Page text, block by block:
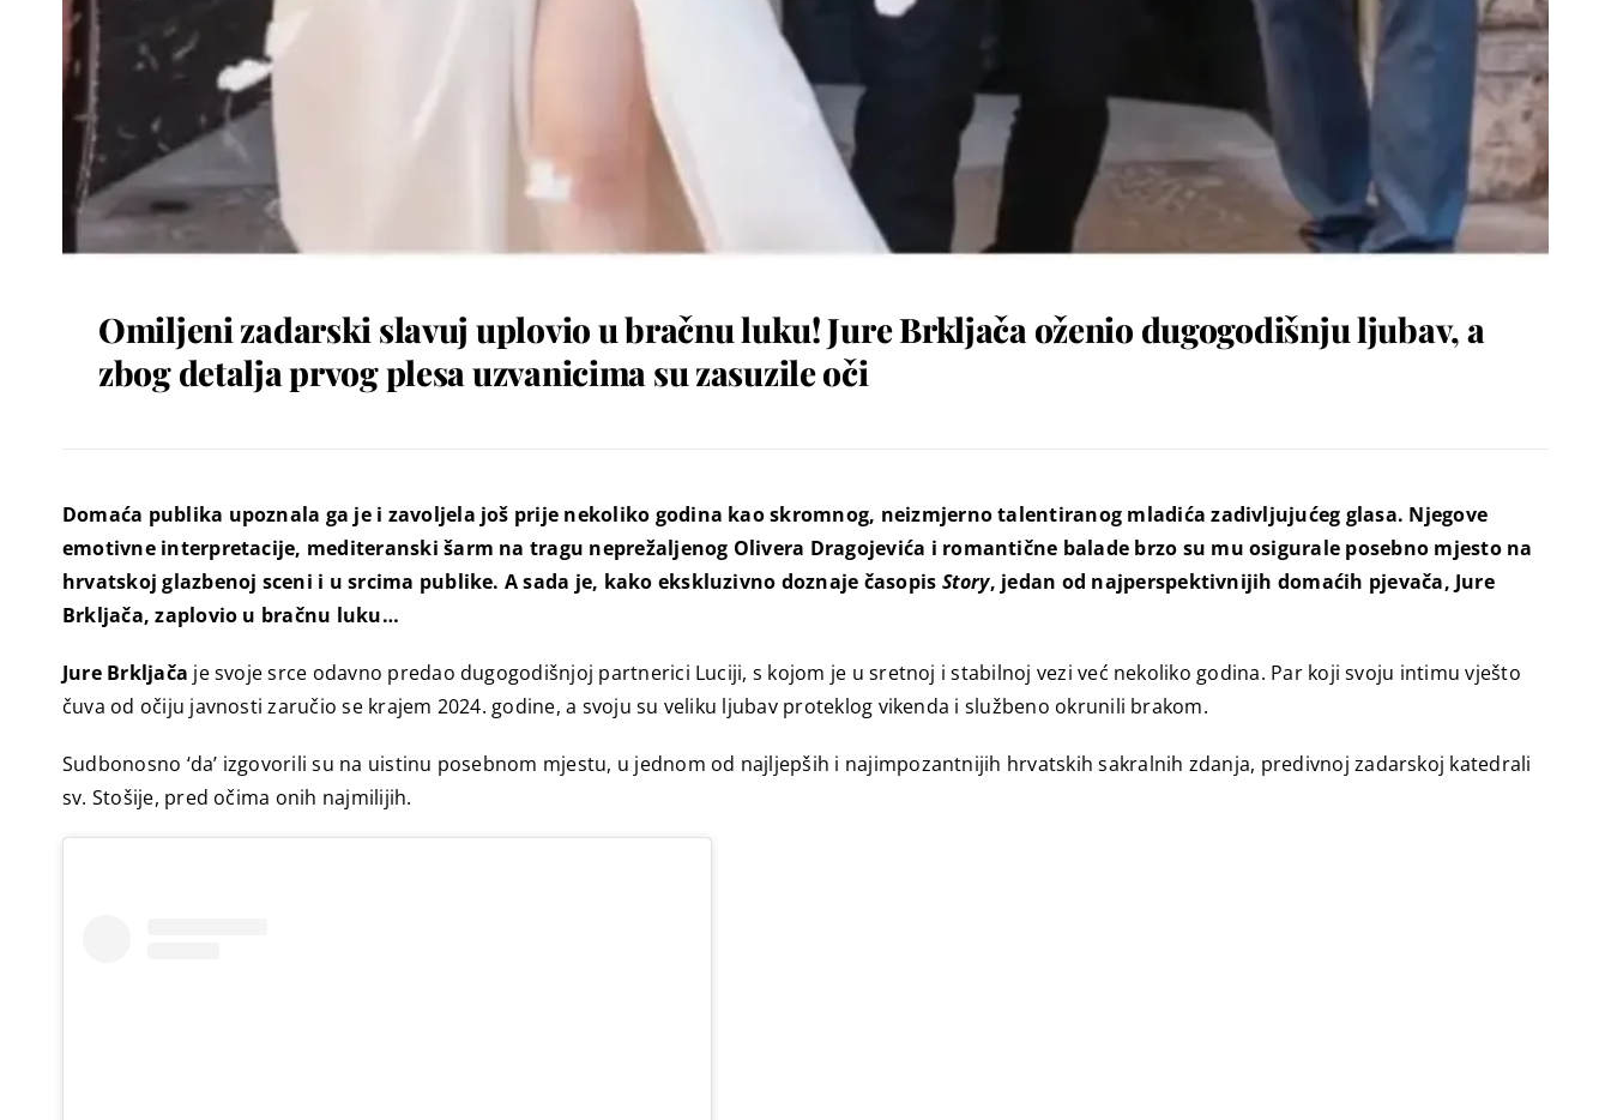
Omiljeni zadarski slavuj uplovio u bračnu luku! Jure Brkljača oženio dugogodišnju ljubav, a
zbog detalja prvog plesa uzvanicima su zasuzile oči
Domaća publika upoznala ga je i zavoljela još prije nekoliko godina kao skromnog, neizmjerno talentiranog mladića zadivljujućeg glasa. Njegove
emotivne interpretacije, mediteranski šarm na tragu neprežaljenog Olivera Dragojevića i romantične balade brzo su mu osigurale posebno mjesto na
hrvatskoj glazbenoj sceni i u srcima publike. A sada je, kako ekskluzivno doznaje časopis Story, jedan od najperspektivnijih domaćih pjevača, Jure
Brkljača, zaplovio u bračnu luku…
Jure Brkljača je svoje srce odavno predao dugogodišnjoj partnerici Luciji, s kojom je u sretnoj i stabilnoj vezi već nekoliko godina. Par koji svoju intimu vješto
čuva od očiju javnosti zaručio se krajem 2024. godine, a svoju su veliku ljubav proteklog vikenda i službeno okrunili brakom.
Sudbonosno ‘da’ izgovorili su na uistinu posebnom mjestu, u jednom od najljepših i najimpozantnijih hrvatskih sakralnih zdanja, predivnoj zadarskoj katedrali
sv. Stošije, pred očima onih najmilijih.